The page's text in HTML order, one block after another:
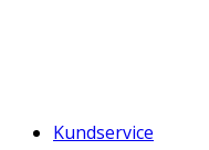
Kundservice